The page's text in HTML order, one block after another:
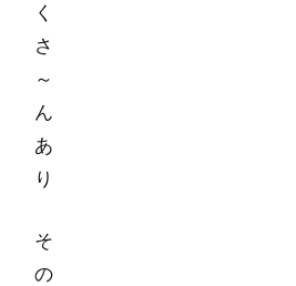
く
さ
～
ん
あ
り
そ
の